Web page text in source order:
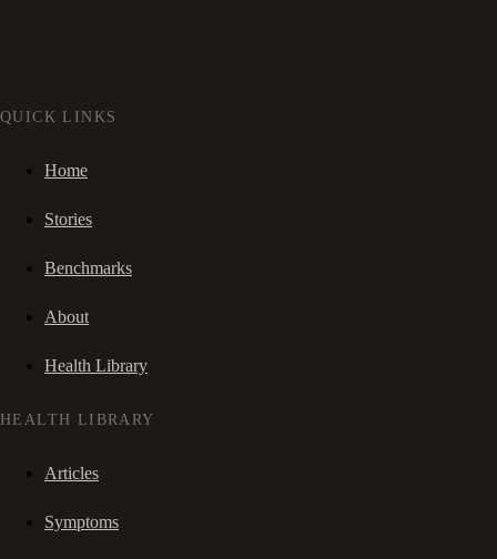
QUICK LINKS
Home
Stories
Benchmarks
About
Health Library
HEALTH LIBRARY
Articles
Symptoms